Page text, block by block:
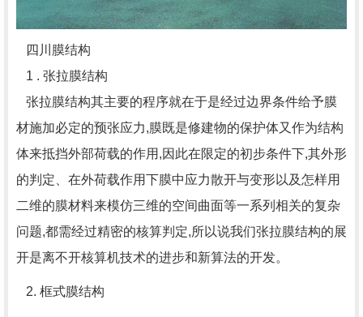
四川膜结构
1 . 张拉膜结构
张拉膜结构其主要的程序就在于是经过边界条件给予膜
材施加必定的预张应力,膜既是修建物的保护体又作为结构
体来抵挡外部荷载的作用,因此在限定的初步条件下,其外形
的判定、在外荷载作用下膜中应力散开与变形以及怎样用
二维的膜材料来模仿三维的空间曲面等一系列相关的复杂
问题,都需经过精密的核算判定,所以说我们张拉膜结构的展
开是离不开核算机技术的进步和新算法的开发。
2. 框式膜结构